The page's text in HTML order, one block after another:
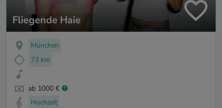
Fliegende Haie
München
73 km
ab 1000 €
Hochzeit